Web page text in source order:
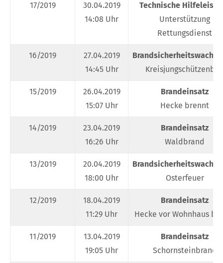
17/2019
30.04.2019
14:08 Uhr
Technische
Unterstützung
Rettungsdienst
16/2019
27.04.2019
14:45 Uhr
15/2019
26.04.2019
15:07 Uhr
Brandeinsatz
Hecke brennt
14/2019
23.04.2019
16:26 Uhr
Brandeinsatz
Waldbrand
13/2019
20.04.2019
18:00 Uhr
Osterfeuer
12/2019
18.04.2019
11:29 Uhr
Brandeinsatz
Hecke vor Wohnhaus
11/2019
13.04.2019
19:05 Uhr
Brandeinsatz
Schornsteinbrand